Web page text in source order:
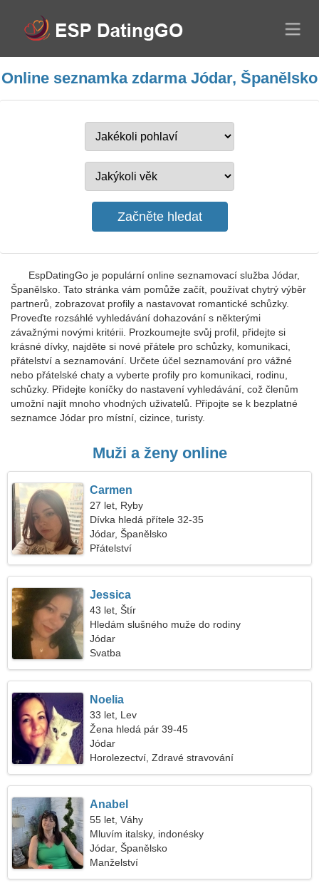
Online seznamka zdarma Jódar, Španělsko
EspDatingGo je populární online seznamovací služba Jódar,
Španělsko. Tato stránka vám pomůže začít, používat chytrý výběr
partnerů, zobrazovat profily a nastavovat romantické schůzky.
Proveďte rozsáhlé vyhledávání dohazování s některými
závažnými novými kritérii. Prozkoumejte svůj profil, přidejte si
krásné dívky, najděte si nové přátele pro schůzky, komunikaci,
přátelství a seznamování. Určete účel seznamování pro vážné
nebo přátelské chaty a vyberte profily pro komunikaci, rodinu,
schůzky. Přidejte koníčky do nastavení vyhledávání, což členům
umožní najít mnoho vhodných uživatelů. Připojte se k bezplatné
seznamce Jódar pro místní, cizince, turisty.
Muži a ženy online
Carmen
27 let, Ryby
Dívka hledá přítele 32-35
Jódar, Španělsko
Přátelství
Jessica
43 let, Štír
Hledám slušného muže do rodiny
Jódar
Svatba
Noelia
33 let, Lev
Žena hledá pár 39-45
Jódar
Horolezectví, Zdravé stravování
Anabel
55 let, Váhy
Mluvím italsky, indonésky
Jódar, Španělsko
Manželství